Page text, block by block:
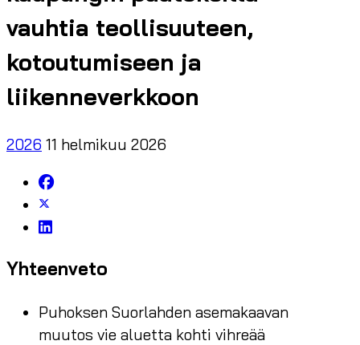
vauhtia teollisuuteen,
kotoutumiseen ja
liikenneverkkoon
2026 11 helmikuu 2026
Yhteenveto
Puhoksen Suorlahden asemakaavan
muutos vie aluetta kohti vihreää